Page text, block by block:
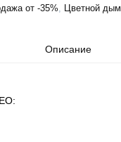
от -35%, Цветной дым
Описание